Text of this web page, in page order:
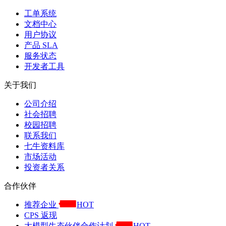
工单系统
文档中心
用户协议
产品 SLA
服务状态
开发者工具
关于我们
公司介绍
社会招聘
校园招聘
联系我们
七牛资料库
市场活动
投资者关系
合作伙伴
推荐企业
HOT
CPS 返现